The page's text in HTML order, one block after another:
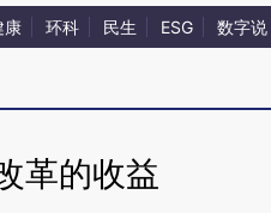
康 环科 民生 ESG 数字说
革的收益